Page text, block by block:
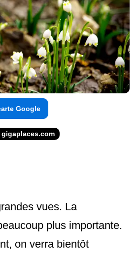
Google
vues. La
plus importante.
on verra bientôt